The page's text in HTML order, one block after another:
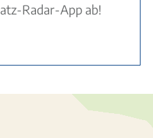
Radar-App ab!